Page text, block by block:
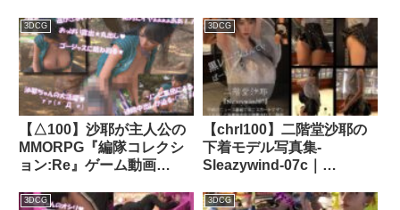
ヌけるパンチラ動画として
ネット上の卑猥な動画サイ
トで販売されている件（盗
撮に気付くシリーズ03:演
説を真下から盗撮）｜
d_301166│ Libido-Labo
団によるレ○プ被害に遭っ
てしまう:おっぱい丸出し
10本セット総集編）｜
d_759616
3DCG
【△100】沙耶が主人公の
MMORPG『編隊コレクシ
ョン:Re』ゲーム動画
るレ○プ被害に遭ってしま
3DCG
【chrl100】二階堂沙耶の
下着モデル写真集-
Sleazywind-07c｜
3DCG 3DCG